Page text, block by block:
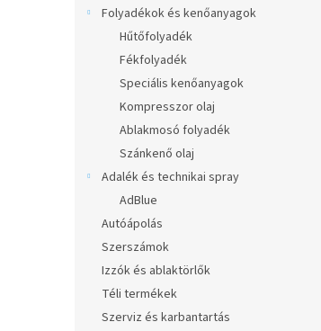
Folyadékok és kenőanyagok
Hűtőfolyadék
Fékfolyadék
Speciális kenőanyagok
Kompresszor olaj
Ablakmosó folyadék
Szánkenő olaj
Adalék és technikai spray
AdBlue
Autóápolás
Szerszámok
Izzók és ablaktörlők
Téli termékek
Szerviz és karbantartás